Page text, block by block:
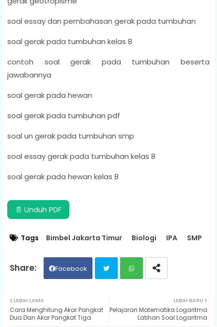
soal essay dan pembahasan gerak pada tumbuhan
soal gerak pada tumbuhan kelas 8
contoh soal gerak pada tumbuhan beserta
jawabannya
soal gerak pada hewan
soal gerak pada tumbuhan pdf
soal un gerak pada tumbuhan smp
soal essay gerak pada tumbuhan kelas 8
soal gerak pada hewan kelas 8
📄 Unduh PDF
Tags Bimbel Jakarta Timur Biologi IPA SMP
Facebook
ter ats
LEBIH BARU
Pelajaran Matematika Logaritma
Latihan Soal Logaritma
LEBIH LAMA
Cara Menghitung Akar Pangkat
Dua Dan Akar Pangkat Tiga